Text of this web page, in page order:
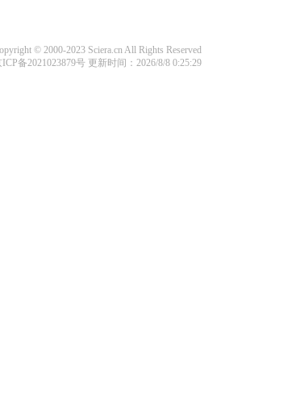
© 2000-2023 Sciera.cn All Rights Reserved
ICP备2021023879号更新时间：2026/8/8 0:25:29